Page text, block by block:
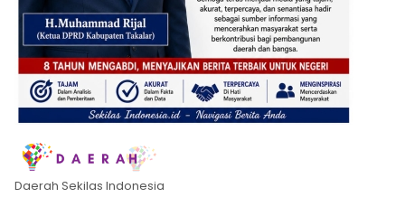
Daerah Sekilas Indonesia